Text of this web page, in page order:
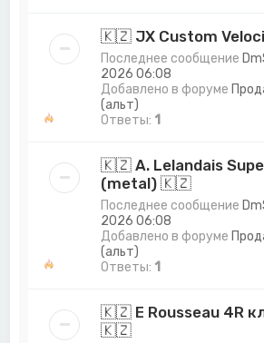
🇰🇿 JX Custom
Последнее сообщение
2026 06:08
Добавлено в форуме
(альт)
Ответы: 1
🇰🇿 A. Lelandais
(metal) 🇰🇿
Последнее сообщение
2026 06:08
Добавлено в форуме
(альт)
Ответы: 1
🇰🇿 E Rousseau 4R
🇰🇿